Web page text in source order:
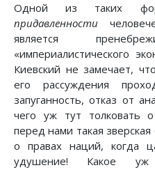
Одной из таких
придавленности
является
«империалистического
Киевский не замечает,
его рассуждения
запуганность, отказ от
чего уж тут толковать
перед нами такая
о правах наций, когда
удушение! Какое уж